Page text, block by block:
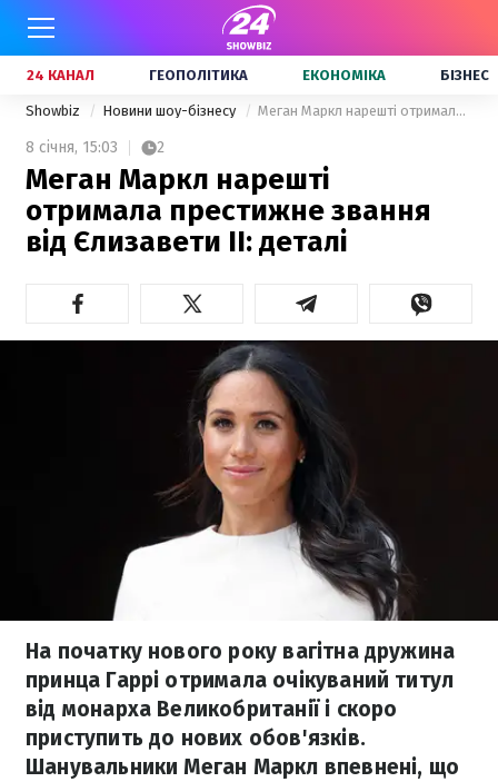
24 КАНАЛ ГЕОПОЛІТИКА ЕКОНОМІКА БІЗНЕС
Showbiz Новини шоу-бізнесу Меган Маркл нарешті отримала престижне звання від Єлизавети ІІ: деталі
8 січня, 15:03 2
Меган Маркл нарешті
отримала престижне звання
від Єлизавети ІІ: деталі
На початку нового року вагітна дружина
принца Гаррі отримала очікуваний титул
від монарха Великобританії і скоро
приступить до нових обов'язків.
Шанувальники Меган Маркл впевнені, що